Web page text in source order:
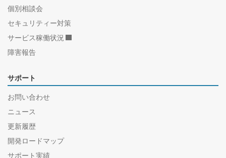
個別相談会
セキュリティー対策
サービス稼働状況
障害報告
サポート
お問い合わせ
ニュース
更新履歴
開発ロードマップ
サポート実績